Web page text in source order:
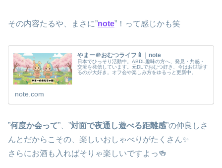
その内容たるや、まさに”note”！って感じかも笑
やまー＠おむつライフ🍼｜note
日本でひっそり活動中。ABDL趣味の方へ、発見・共感・
交流を発信しています。元DLでおむつ好き、今はお世話す
るのが大好き。オフ会や楽しみ方をゆるっと更新中。
note.com
”何度か会って”、”対面で夜通し遊べる距離感”の仲良しさ
んとだからこその、楽しいおしゃべりがたくさん✨
さらにお酒も入ればそりゃ楽しいですよっ🍻